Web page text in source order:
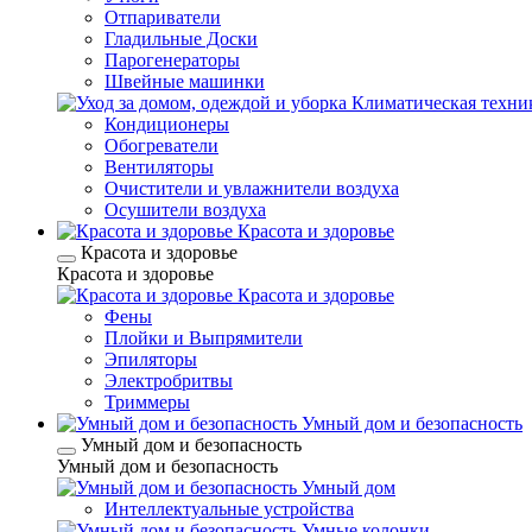
Отпариватели
Гладильные Доски
Парогенераторы
Швейные машинки
Климатическая
Кондиционеры
Обогреватели
Вентиляторы
Очистители и увлажнители воздуха
Осушители воздуха
Красота и здоровье
Красота и здоровье
Красота и здоровье
Красота и здоровье
Фены
Плойки и Выпрямители
Эпиляторы
Электробритвы
Триммеры
Умный дом и безопасность
Умный дом и безопасность
Умный дом и безопасность
Умный дом
Интеллектуальные устройства